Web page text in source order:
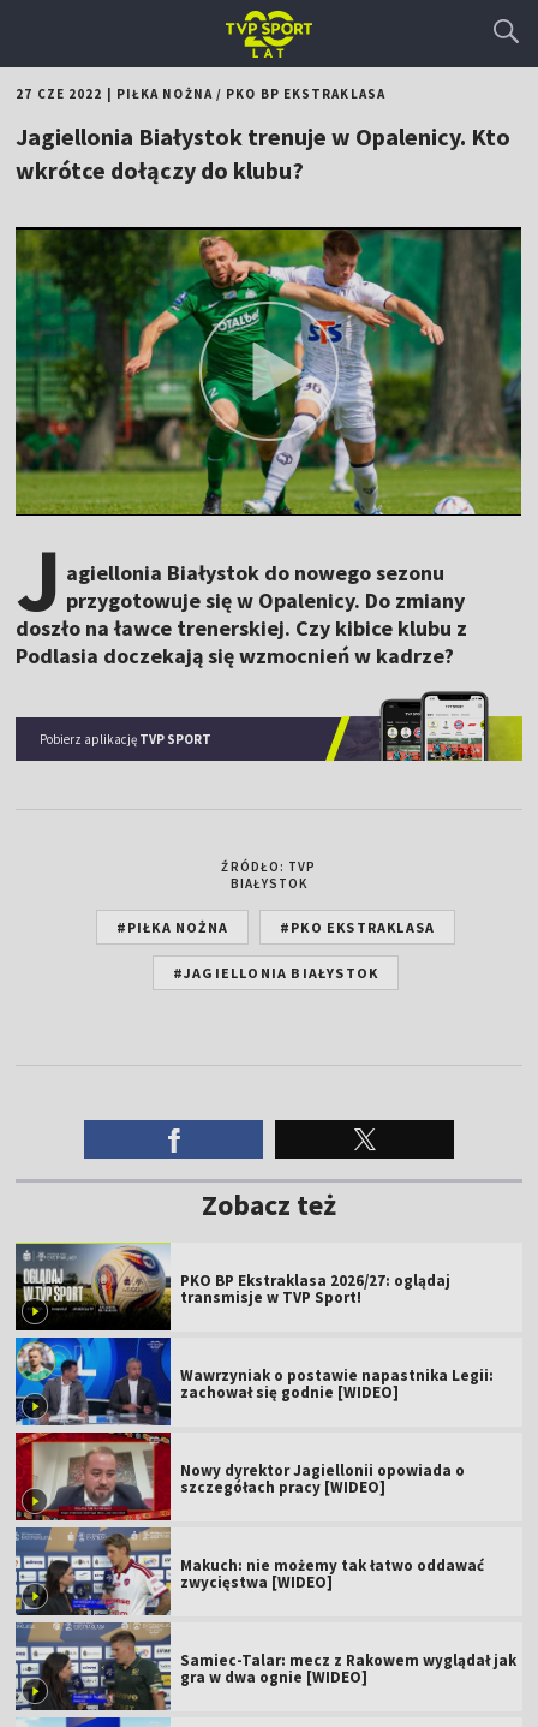
27 CZE 2022 PIŁKA NOŻNA/ PKO BP EKSTRAKLASA
Jagiellonia Białystok trenuje w Opalenicy. Kto
wkrótce dołączy do klubu?
J agiellonia Białystok do nowego sezonu
przygotowuje się w Opalenicy. Do zmiany
doszło na ławce trenerskiej. Czy kibice klubu z
Podlasia doczekają się wzmocnień w kadrze?
Pobierz aplikację TVP SPORT
ŹRÓDŁO: TVP
BIAŁYSTOK
#PIŁKA NOŻNA #PKO EKSTRAKLASA
#JAGIELLONIA BIAŁYSTOK
Zobacz też
PKO BP Ekstraklasa 2026/27: oglądaj
transmisje w TVP Sport!
Wawrzyniak o postawie napastnika Legii:
zachował się godnie [WIDEO]
Nowy dyrektor Jagiellonii opowiada o
szczegółach pracy [WIDEO]
Makuch: nie możemy tak łatwo oddawać
zwycięstwa [WIDEO]
Samiec-Talar: mecz z Rakowem wyglądał jak
gra w dwa ognie [WIDEO]